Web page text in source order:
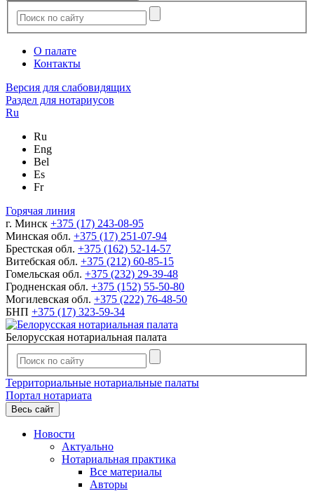
О палате
Контакты
Версия для слабовидящих
Раздел для нотариусов
Ru
Ru
Eng
Bel
Es
Fr
Горячая линия
г. Минск +375 (17) 243-08-95
Минская обл. +375 (17) 251-07-94
Брестская обл. +375 (162) 52-14-57
Витебская обл. +375 (212) 60-85-15
Гомельская обл. +375 (232) 29-39-48
Гродненская обл. +375 (152) 55-50-80
Могилевская обл. +375 (222) 76-48-50
БНП +375 (17) 323-59-34
Белорусская нотариальная палата
Территориальные нотариальные палаты
Портал нотариата
Весь сайт
Новости
Актуально
Нотариальная практика
Все материалы
Авторы